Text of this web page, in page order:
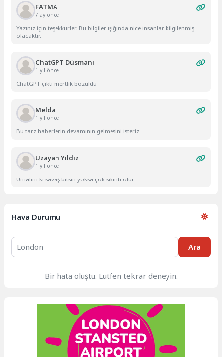
FATMA
7 ay önce
Yazınız için teşekkürler. Bu bilgiler ışığında nice insanlar bilgilenmiş
olacaktır.
ChatGPT Düsmanı
1 yıl önce
ChatGPT çıktı mertlik bozuldu
Melda
1 yıl önce
Bu tarz haberlerin devamının gelmesini isteriz
Uzayan Yıldız
1 yıl önce
Umalım ki savaş bitsin yoksa çok sıkıntı olur
Hava Durumu
Ara
Bir hata oluştu. Lütfen tekrar deneyin.